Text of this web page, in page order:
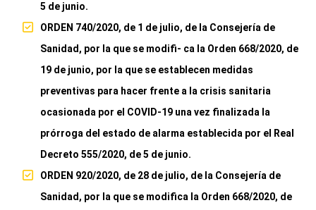
5 de junio.
ORDEN 740/2020, de 1 de julio, de la Consejería de
Sanidad, por la que se modifi- ca la Orden 668/2020, de
19 de junio, por la que se establecen medidas
preventivas para hacer frente a la crisis sanitaria
ocasionada por el COVID-19 una vez finalizada la
prórroga del estado de alarma establecida por el Real
Decreto 555/2020, de 5 de junio.
ORDEN 920/2020, de 28 de julio, de la Consejería de
Sanidad, por la que se modifica la Orden 668/2020, de